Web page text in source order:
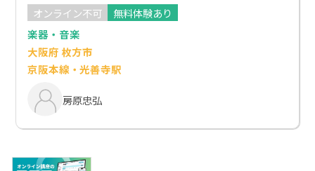
オンライン不可
無料体験あり
楽器・音楽
大阪府 枚方市
京阪本線・光善寺駅
房原忠弘